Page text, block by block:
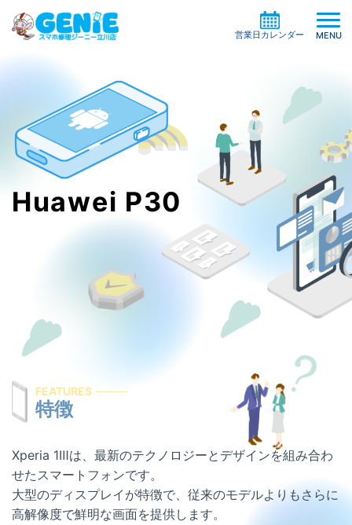
MENU
営業日カレンダー
修理料金の検索
機種一覧から探す
症状別一覧から探す
買取サービス
ガラスコーティング
修理事例
お客様の声
よくある質問
店舗情報
お知らせ
屋号を替えずに総務省登録修理業者として運営を
割引キャンペーン
Huawei P30
FEATURES
特徴
Xperia 1Ⅲは、最新のテクノロジーとデザインを組み合わ
せたスマートフォンです。
大型のディスプレイが特徴で、従来のモデルよりもさらに
高解像度で鮮明な画面を提供します。